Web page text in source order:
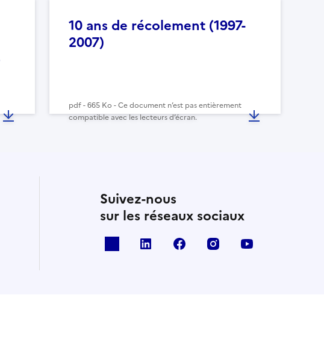
10 ans de récolement (1997-
2007)
pdf - 665 Ko - Ce document n’est pas entièrement
compatible avec les lecteurs d’écran.
Suivez-nous
sur les réseaux sociaux
linkedin facebook instagram